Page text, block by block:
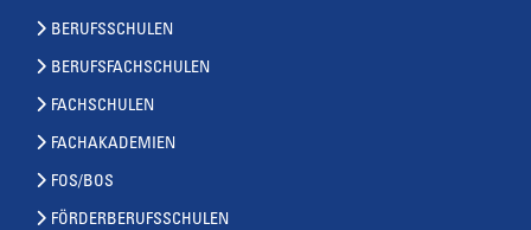
BERUFSSCHULEN
BERUFSFACHSCHULEN
FACHSCHULEN
FACHAKADEMIEN
FOS/BOS
FÖRDERBERUFSSCHULEN